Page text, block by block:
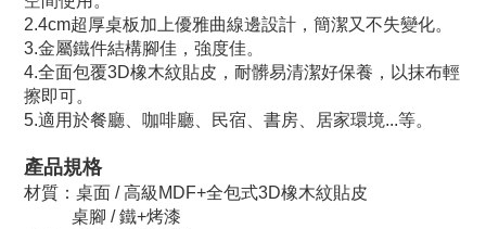
2.4cm超厚桌板加上優雅曲線邊設計，簡潔又不失變化。
3.金屬鐵件結構腳佳，強度佳。
4.全面包覆3D橡木紋貼皮，耐髒易清潔好保養，以抹布輕
擦即可。
5.適用於餐廳、咖啡廳、民宿、書房、居家環境...等。
產品規格
材質： 桌面 / 高級MDF+全包式3D橡木紋貼皮
桌腳 / 鐵+烤漆